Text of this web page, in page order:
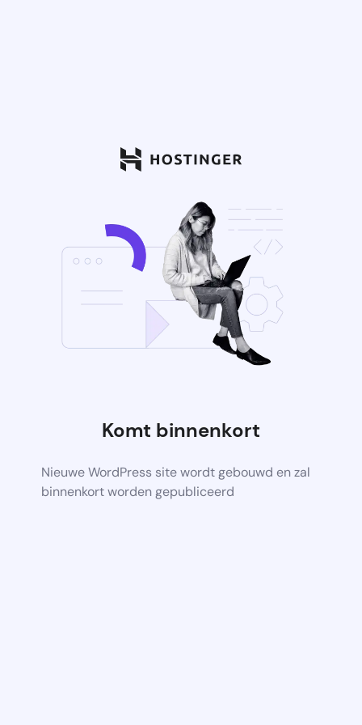
Komt binnenkort
Nieuwe WordPress site wordt gebouwd en zal
binnenkort worden gepubliceerd